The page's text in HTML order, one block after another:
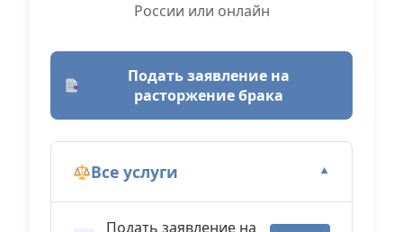
России или онлайн
Подать заявление на
расторжение брака
Все услуги ▼
Подать заявление на